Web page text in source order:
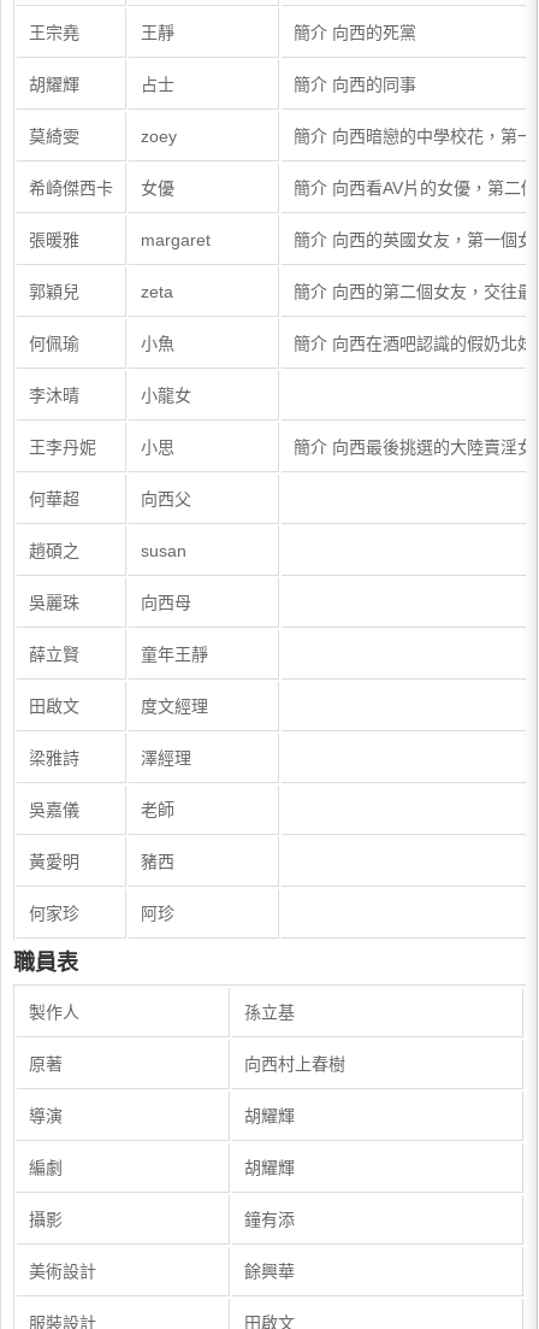
王宗堯 王靜 簡介 向西的死黨
胡耀輝 占士 簡介 向西的同事
莫綺雯 zoey 簡介 向西暗戀的中學校花，第
希崎傑西卡 女優 簡介 向西看AV片的女優，第二
張暖雅 margaret 簡介 向西的英國女友，第一個女
郭穎兒 zeta 簡介 向西的第二個女友，交往最
何佩瑜 小魚 簡介 向西在酒吧認識的假奶北妹
李沐晴 小龍女
王李丹妮 小思 簡介 向西最後挑選的大陸賣淫女
何華超 向西父
趙碩之 susan
吳麗珠 向西母
薛立賢 童年王靜
田啟文 度文經理
梁雅詩 澤經理
吳嘉儀 老師
黃愛明 豬西
何家珍 阿珍
職員表
製作人 孫立基
原著 向西村上春樹
導演 胡耀輝
編劇 胡耀輝
攝影 鐘有添
美術設計 餘興華
服裝設計 田啟文